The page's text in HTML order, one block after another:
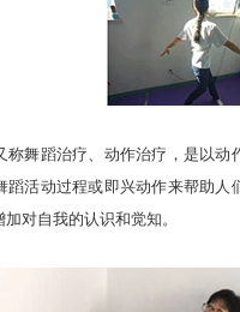
舞蹈治疗、动作治疗，是以动
蹈活动过程或即兴动作来帮助人
对自我的认识和觉知。